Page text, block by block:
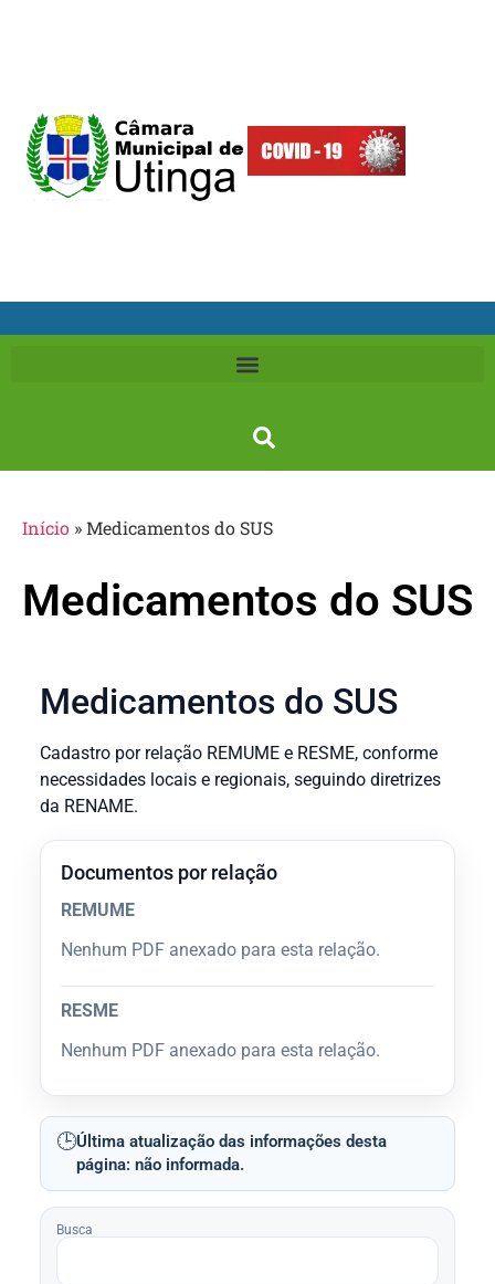
Início »Medicamentos do SUS
Medicamentos do SUS
Medicamentos do SUS
Cadastro por relação REMUME e RESME, conforme
necessidades locais e regionais, seguindo diretrizes
da RENAME.
Documentos por relação
REMUME
Nenhum PDF anexado para esta relação.
RESME
Nenhum PDF anexado para esta relação.
🕒Última atualização das informações desta
página: não informada.
Busca